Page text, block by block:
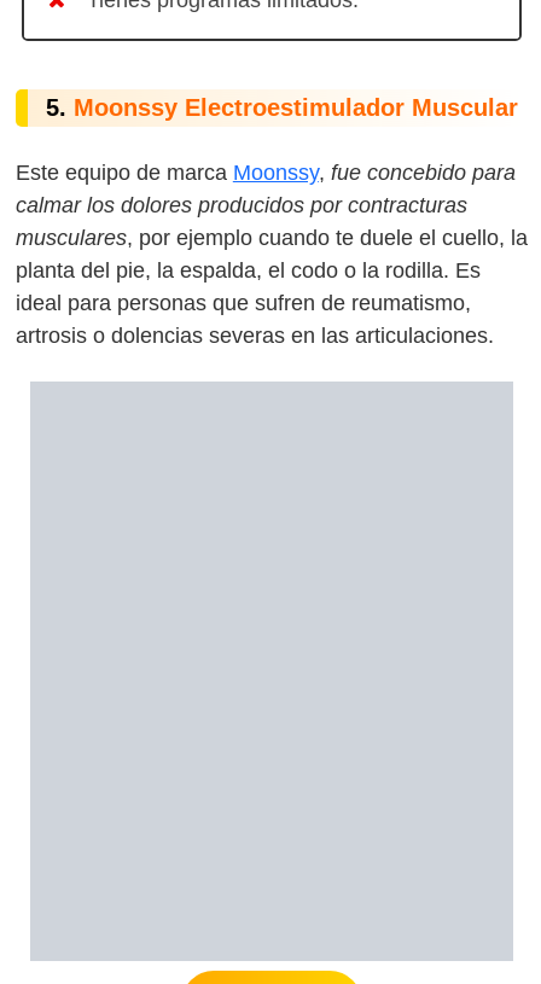
5. Moonssy Electroestimulador Muscular
Este equipo de marca Moonssy, fue concebido para
calmar los dolores producidos por contracturas
musculares, por ejemplo cuando te duele el cuello, la
planta del pie, la espalda, el codo o la rodilla. Es
ideal para personas que sufren de reumatismo,
artrosis o dolencias severas en las articulaciones.